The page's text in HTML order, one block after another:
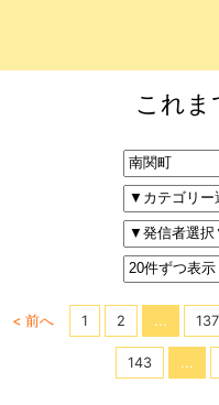
これま
< 前へ 1 2 ... 137
143 ...